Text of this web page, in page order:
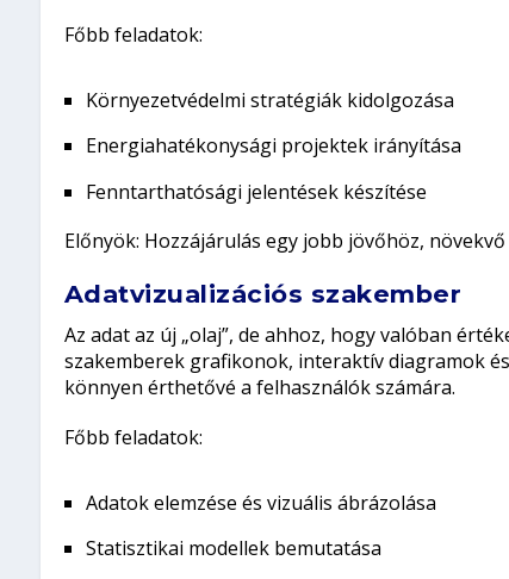
Főbb feladatok:
Környezetvédelmi stratégiák kidolgozása
Energiahatékonysági projektek irányítása
Fenntarthatósági jelentések készítése
Előnyök: Hozzájárulás egy jobb jövőhöz,
Adatvizualizációs szakember
Az adat az új „olaj”, de ahhoz, hogy valóban
szakemberek grafikonok, interaktív diagramok
könnyen érthetővé a felhasználók számára.
Főbb feladatok:
Adatok elemzése és vizuális ábrázolása
Statisztikai modellek bemutatása